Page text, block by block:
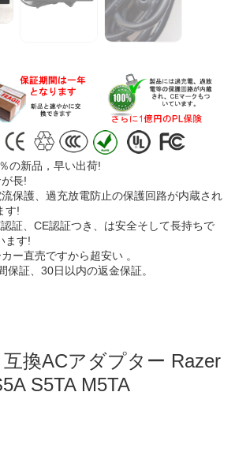
の新品，早い出荷!
長!
保護、過充放電防止の保護回路が内蔵され
す!
証、CE認証つき、は安全そして長持ちで
ます!
ー直売ですから超安い 。
保証、30日以内の返金保証。
換ACアダプター Razer
S5TA M5TA